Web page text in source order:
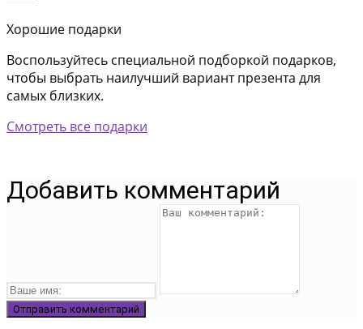
Хорошие подарки
Воспользуйтесь специальной подборкой подарков,
чтобы выбрать наилучший вариант презента для
самых близких.
Смотреть все подарки
Добавить комментарий